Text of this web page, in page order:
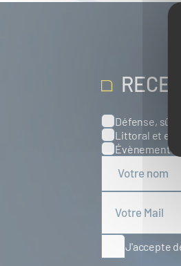
Catégories
Défense,
Littoral et
Évènements
J'accepte